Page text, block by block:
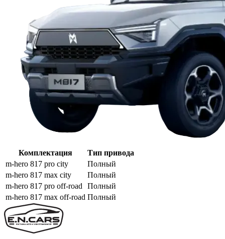
Комплектация
Тип привода
m-hero 817 pro city
Полный
m-hero 817 max city
Полный
m-hero 817 pro off-road
Полный
m-hero 817 max off-road Полный